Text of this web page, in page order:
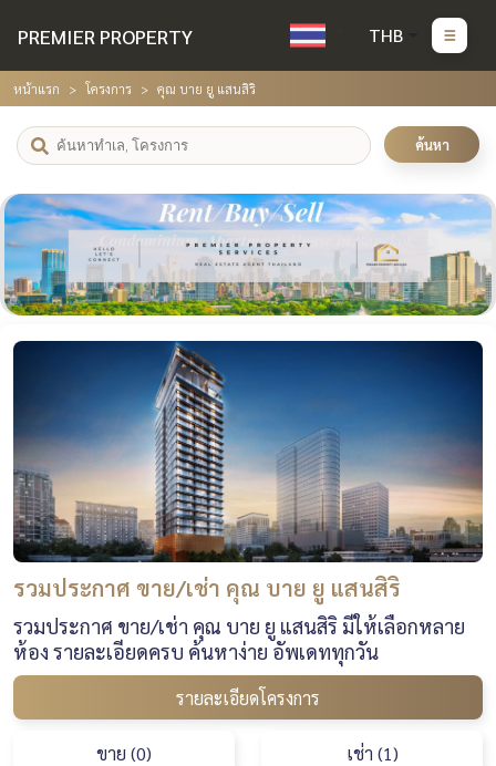
PREMIER PROPERTY THB
หน้าแรก โครงการ คุณ บาย ยู แสนสิริ
ค้นหา
รวมประกาศ ขาย/เช่า คุณ บาย ยู แสนสิริ
รวมประกาศ ขาย/เช่า คุณ บาย ยู แสนสิริ มีให้เลือกหลาย
ห้อง รายละเอียดครบ ค้นหาง่าย อัพเดททุกวัน
รายละเอียดโครงการ
ขาย (0) เช่า (1)